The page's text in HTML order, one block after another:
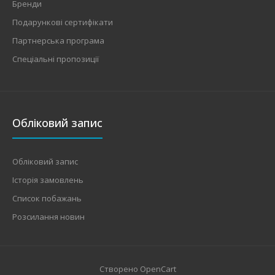
Бренди
Подарункові сертифікати
Партнерська програма
Спеціальні пропозиції
Обліковий запис
Обліковий запис
Історія замовлень
Список побажань
Розсилання новин
Створено OpenCart